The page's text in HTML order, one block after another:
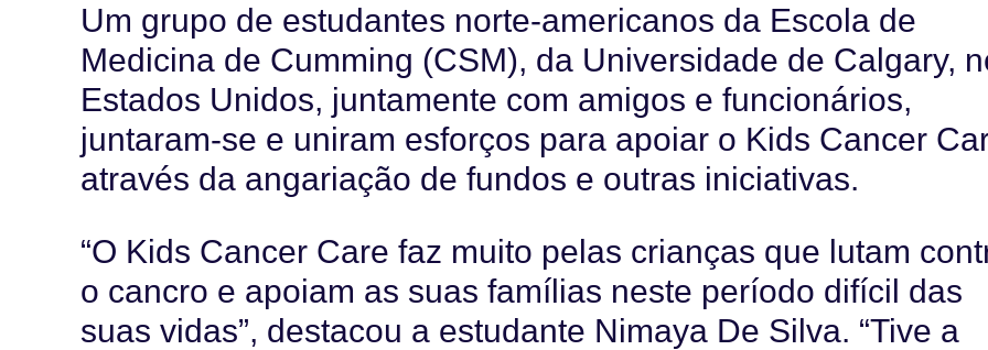
Um grupo de estudantes norte-americanos da Escola de
Medicina de Cumming (CSM), da Universidade de Calgary,
Estados Unidos, juntamente com amigos e funcionários,
juntaram-se e uniram esforços para apoiar o Kids Cancer
através da angariação de fundos e outras iniciativas.
“O Kids Cancer Care faz muito pelas crianças que lutam
o cancro e apoiam as suas famílias neste período difícil das
suas vidas”, destacou a estudante Nimaya De Silva. “Tive a